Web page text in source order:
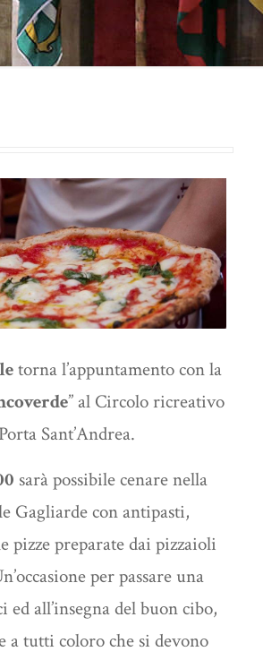
torna l’appuntamento con la
” al Circolo ricreativo
Sant’Andrea.
sarà possibile cenare nella
Gagliarde con antipasti,
pizze preparate dai pizzaioli
per passare una
ed all’insegna del buon cibo,
a tutti coloro che si devono